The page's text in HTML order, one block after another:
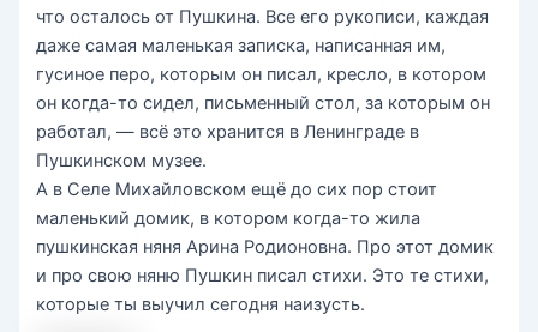
что осталось от Пушкина. Все его рукописи, каждая
даже самая маленькая записка, написанная им,
гусиное перо, которым он писал, кресло, в котором
он когда-то сидел, письменный стол, за которым он
работал, — всё это хранится в Ленинграде в
Пушкинском музее.
А в Селе Михайловском ещё до сих пор стоит
маленький домик, в котором когда-то жила
пушкинская няня Арина Родионовна. Про этот домик
и про свою няню Пушкин писал стихи. Это те стихи,
которые ты выучил сегодня наизусть.